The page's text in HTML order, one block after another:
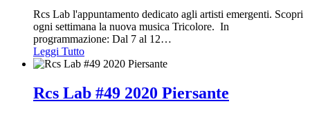
Rcs Lab l'appuntamento dedicato agli artisti emergenti. Scopri
ogni settimana la nuova musica Tricolore. In
programmazione: Dal 7 al 12…
Leggi Tutto
Rcs Lab #49 2020 Piersante